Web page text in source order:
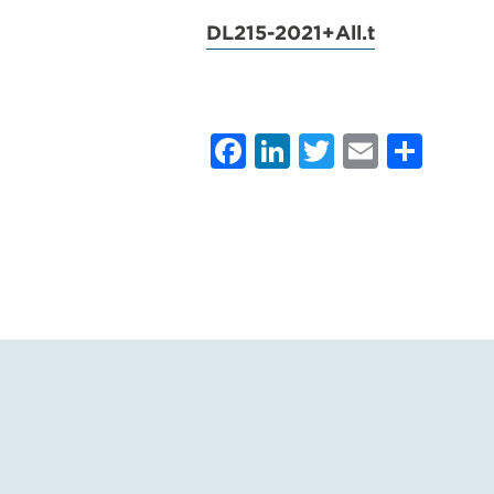
DL215-2021+All.t
Facebook
LinkedIn
Twitter
Email